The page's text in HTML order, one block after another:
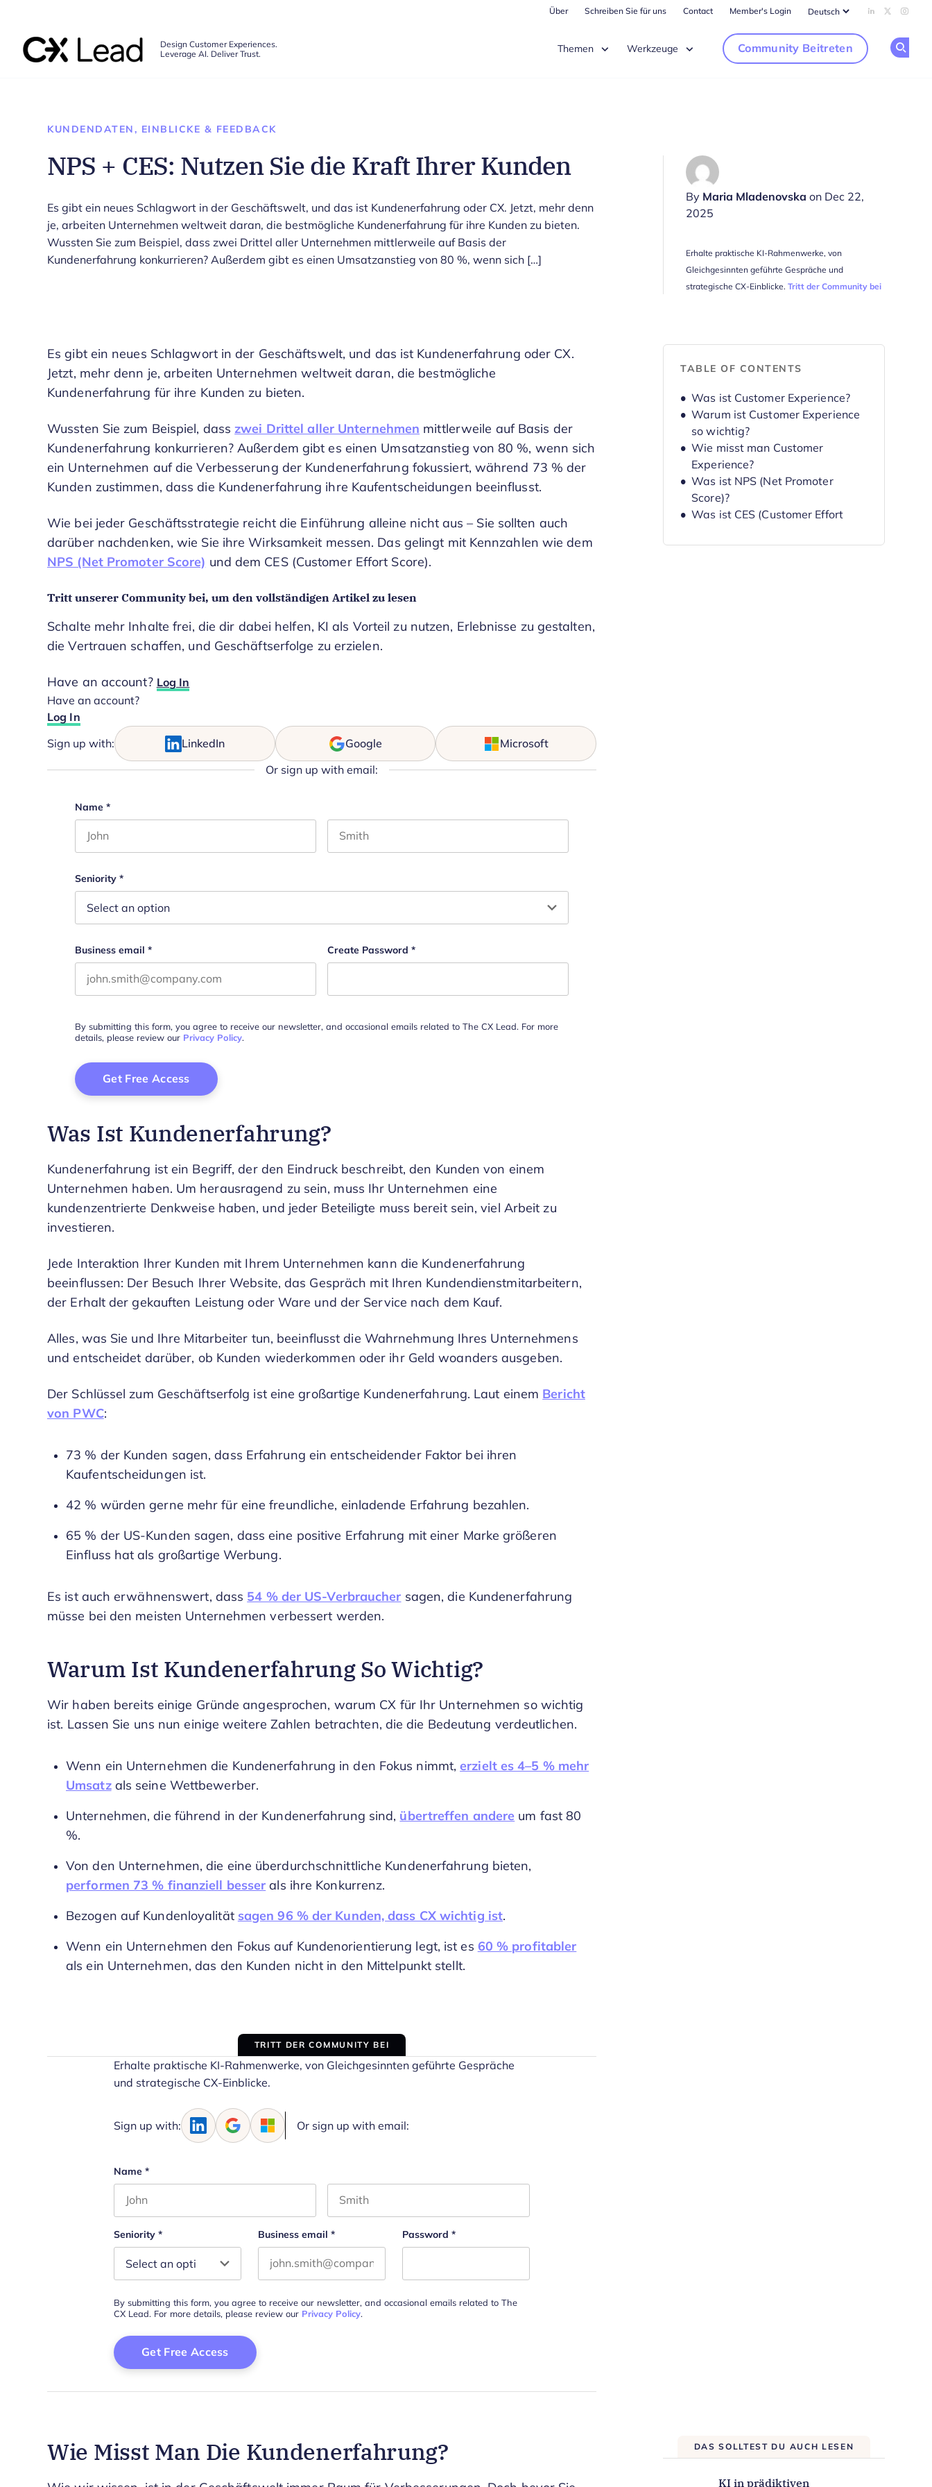
Über Schreiben Sie für uns Contact Member's Login Add us on
Follow
Design Customer Experiences.
Leverage AI. Deliver Trust.
Themen Werkzeuge Community Beitreten
KUNDENDATEN, EINBLICKE & FEEDBACK
NPS + CES: Nutzen Sie die Kraft Ihrer Kunden
By Maria Mladenovska on Dec 22,
2025
Erhalte praktische KI-Rahmenwerke, von
Gleichgesinnten geführte Gespräche und
strategische CX-Einblicke. Tritt der Community bei
Es gibt ein neues Schlagwort in der Geschäftswelt, und das ist Kundenerfahrung oder CX. Jetzt, mehr denn
je, arbeiten Unternehmen weltweit daran, die bestmögliche Kundenerfahrung für ihre Kunden zu bieten.
Wussten Sie zum Beispiel, dass zwei Drittel aller Unternehmen mittlerweile auf Basis der
Kundenerfahrung konkurrieren? Außerdem gibt es einen Umsatzanstieg von 80 %, wenn sich […]
Es gibt ein neues Schlagwort in der Geschäftswelt, und das ist Kundenerfahrung oder CX.
Jetzt, mehr denn je, arbeiten Unternehmen weltweit daran, die bestmögliche
Kundenerfahrung für ihre Kunden zu bieten.
Wussten Sie zum Beispiel, dass zwei Drittel aller Unternehmen mittlerweile auf Basis der
Kundenerfahrung konkurrieren? Außerdem gibt es einen Umsatzanstieg von 80 %, wenn sich
ein Unternehmen auf die Verbesserung der Kundenerfahrung fokussiert, während 73 % der
Kunden zustimmen, dass die Kundenerfahrung ihre Kaufentscheidungen beeinflusst.
Wie bei jeder Geschäftsstrategie reicht die Einführung alleine nicht aus – Sie sollten auch
darüber nachdenken, wie Sie ihre Wirksamkeit messen. Das gelingt mit Kennzahlen wie dem
NPS (Net Promoter Score) und dem CES (Customer Effort Score).
Tritt unserer Community bei, um den vollständigen Artikel zu lesen
Schalte mehr Inhalte frei, die dir dabei helfen, KI als Vorteil zu nutzen, Erlebnisse zu gestalten,
die Vertrauen schaffen, und Geschäftserfolge zu erzielen.
Have an account? Log In
Have an account?
Log In
Sign up with: LinkedIn Google Microsoft
Or sign up with email:
Email
Name *
Seniority *
Business email * Create Password *
By submitting this form, you agree to receive our newsletter, and occasional emails related to The CX Lead. For more
details, please review our Privacy Policy.
Was Ist Kundenerfahrung?
Kundenerfahrung ist ein Begriff, der den Eindruck beschreibt, den Kunden von einem
Unternehmen haben. Um herausragend zu sein, muss Ihr Unternehmen eine
kundenzentrierte Denkweise haben, und jeder Beteiligte muss bereit sein, viel Arbeit zu
investieren.
Jede Interaktion Ihrer Kunden mit Ihrem Unternehmen kann die Kundenerfahrung
beeinflussen: Der Besuch Ihrer Website, das Gespräch mit Ihren Kundendienstmitarbeitern,
der Erhalt der gekauften Leistung oder Ware und der Service nach dem Kauf.
Alles, was Sie und Ihre Mitarbeiter tun, beeinflusst die Wahrnehmung Ihres Unternehmens
und entscheidet darüber, ob Kunden wiederkommen oder ihr Geld woanders ausgeben.
Der Schlüssel zum Geschäftserfolg ist eine großartige Kundenerfahrung. Laut einem Bericht
von PWC:
73 % der Kunden sagen, dass Erfahrung ein entscheidender Faktor bei ihren
Kaufentscheidungen ist.
42 % würden gerne mehr für eine freundliche, einladende Erfahrung bezahlen.
65 % der US-Kunden sagen, dass eine positive Erfahrung mit einer Marke größeren
Einfluss hat als großartige Werbung.
Es ist auch erwähnenswert, dass 54 % der US-Verbraucher sagen, die Kundenerfahrung
müsse bei den meisten Unternehmen verbessert werden.
Warum Ist Kundenerfahrung So Wichtig?
Wir haben bereits einige Gründe angesprochen, warum CX für Ihr Unternehmen so wichtig
ist. Lassen Sie uns nun einige weitere Zahlen betrachten, die die Bedeutung verdeutlichen.
Wenn ein Unternehmen die Kundenerfahrung in den Fokus nimmt,erzielt es 4–5 % mehr
Umsatzals seine Wettbewerber.
Unternehmen, die führend in der Kundenerfahrung sind, übertreffen andere um fast 80
%.
Von den Unternehmen, die eine überdurchschnittliche Kundenerfahrung bieten,
performen 73 % finanziell besser als ihre Konkurrenz.
Bezogen auf Kundenloyalität sagen 96 % der Kunden, dass CX wichtig ist.
Wenn ein Unternehmen den Fokus auf Kundenorientierung legt, ist es 60 % profitabler
als ein Unternehmen, das den Kunden nicht in den Mittelpunkt stellt.
TRITT DER COMMUNITY BEI
Erhalte praktische KI-Rahmenwerke, von Gleichgesinnten geführte Gespräche
und strategische CX-Einblicke.
Sign up with: Or sign up with email:
Name *
Seniority * Business email * Password *
By submitting this form, you agree to receive our newsletter, and occasional emails related to The
CX Lead. For more details, please review our Privacy Policy.
Wie Misst Man Die Kundenerfahrung?
TABLE OF CONTENTS
Was ist Customer Experience?
Warum ist Customer Experience
so wichtig?
Wie misst man Customer
Experience?
Was ist NPS (Net Promoter
Score)?
Was ist CES (Customer Effort
DAS SOLLTEST DU AUCH LESEN
KI in prädiktiven